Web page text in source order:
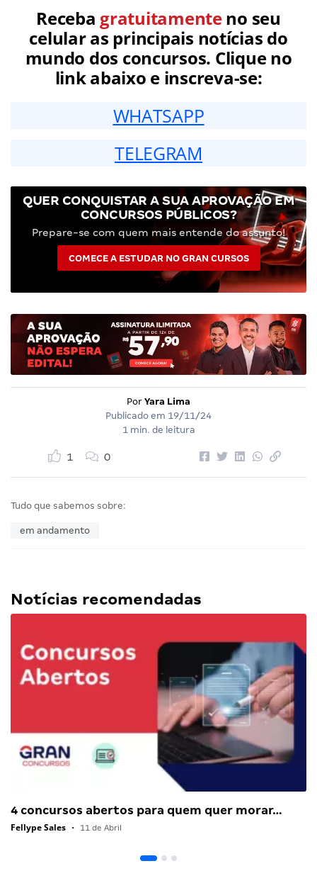
Receba gratuitamenteno seu
celular as principais notícias do
mundo dos concursos. Clique no
link abaixo e inscreva-se:
WHATSAPP
TELEGRAM
QUER CONQUISTAR A SUA APROVAÇÃO EM
CONCURSOS PÚBLICOS?
Prepare-se com quem mais entende do assunto!
COMECE A ESTUDAR NO GRAN CURSOS
Por Yara Lima
Publicado em 19/11/24
1 min. de leitura
1 0
Tudo que sabemos sobre:
em andamento
Notícias recomendadas
4 concursos abertos para quem quer morar…
Fellype Sales • 11 de Abril